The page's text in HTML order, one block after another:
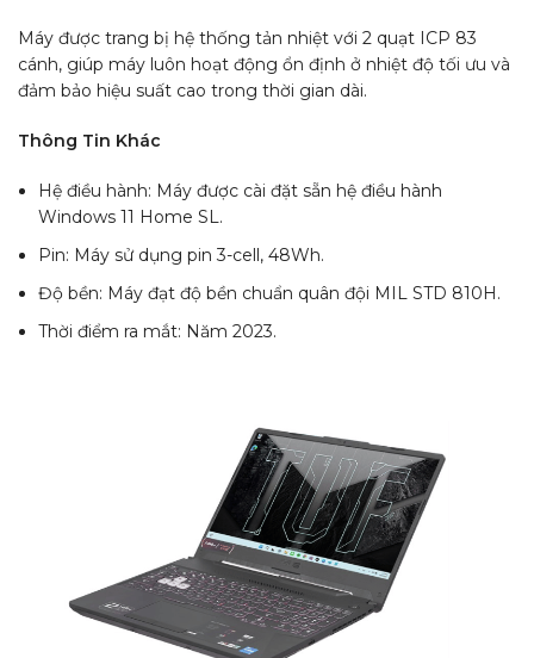
Máy được trang bị hệ thống tản nhiệt với 2 quạt ICP 83
cánh, giúp máy luôn hoạt động ổn định ở nhiệt độ tối ưu và
đảm bảo hiệu suất cao trong thời gian dài.
Thông Tin Khác
Hệ điều hành: Máy được cài đặt sẵn hệ điều hành
Windows 11 Home SL.
Pin: Máy sử dụng pin 3-cell, 48Wh.
Độ bền: Máy đạt độ bền chuẩn quân đội MIL STD 810H.
Thời điểm ra mắt: Năm 2023.